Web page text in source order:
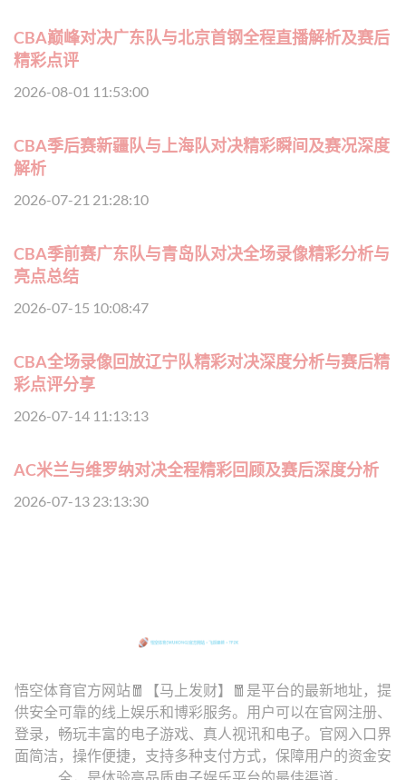
CBA巅峰对决广东队与北京首钢全程直播解析及赛后
精彩点评
2026-08-01 11:53:00
CBA季后赛新疆队与上海队对决精彩瞬间及赛况深度
解析
2026-07-21 21:28:10
CBA季前赛广东队与青岛队对决全场录像精彩分析与
亮点总结
2026-07-15 10:08:47
CBA全场录像回放辽宁队精彩对决深度分析与赛后精
彩点评分享
2026-07-14 11:13:13
AC米兰与维罗纳对决全程精彩回顾及赛后深度分析
2026-07-13 23:13:30
悟空体育官方网站🧧【马上发财】🧧是平台的最新地址，提
供安全可靠的线上娱乐和博彩服务。用户可以在官网注册、
登录，畅玩丰富的电子游戏、真人视讯和电子。官网入口界
面简洁，操作便捷，支持多种支付方式，保障用户的资金安
全，是体验高品质电子娱乐平台的最佳渠道。